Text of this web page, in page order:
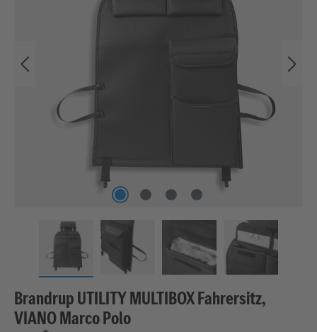
Brandrup UTILITY MULTIBOX Fahrersitz,
VIANO Marco Polo